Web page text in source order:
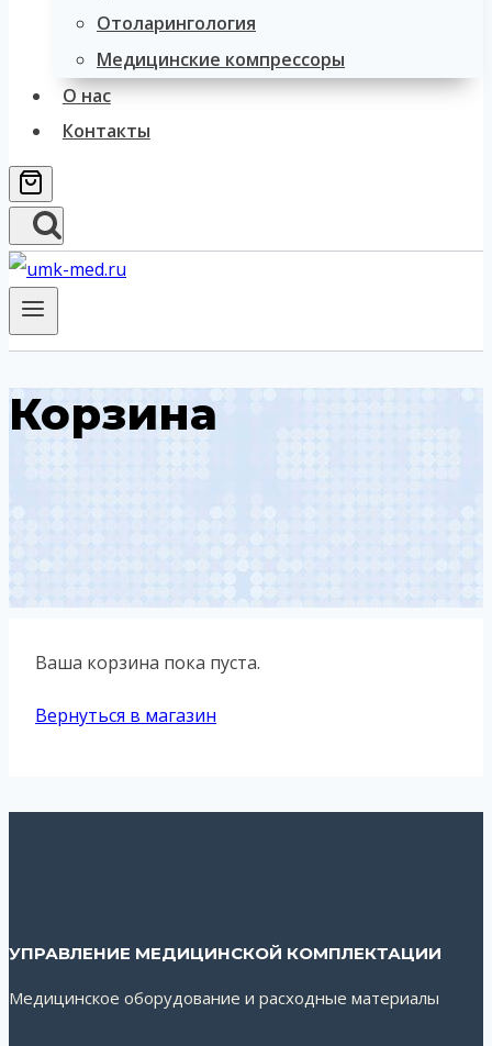
Отоларингология
Медицинские компрессоры
О нас
Контакты
Корзина
Ваша корзина пока пуста.
Вернуться в магазин
УПРАВЛЕНИЕ МЕДИЦИНСКОЙ КОМПЛЕКТАЦИИ
Медицинское оборудование и расходные материалы